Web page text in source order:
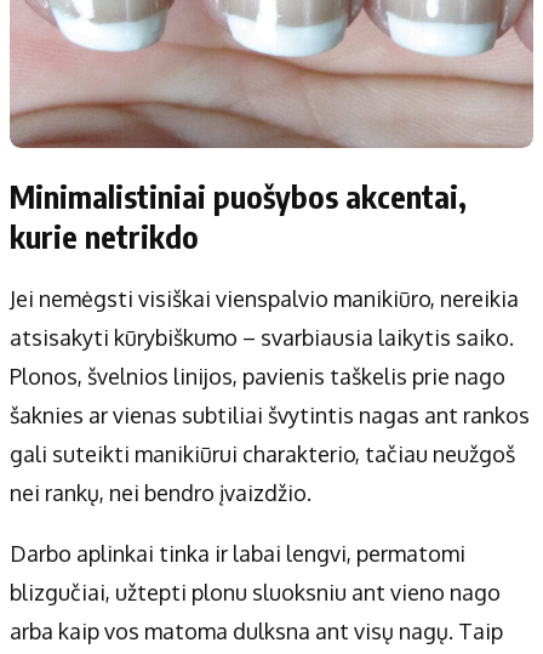
Minimalistiniai puošybos akcentai,
kurie netrikdo
Jei nemėgsti visiškai vienspalvio manikiūro, nereikia
atsisakyti kūrybiškumo – svarbiausia laikytis saiko.
Plonos, švelnios linijos, pavienis taškelis prie nago
šaknies ar vienas subtiliai švytintis nagas ant rankos
gali suteikti manikiūrui charakterio, tačiau neužgoš
nei rankų, nei bendro įvaizdžio.
Darbo aplinkai tinka ir labai lengvi, permatomi
blizgučiai, užtepti plonu sluoksniu ant vieno nago
arba kaip vos matoma dulksna ant visų nagų. Taip